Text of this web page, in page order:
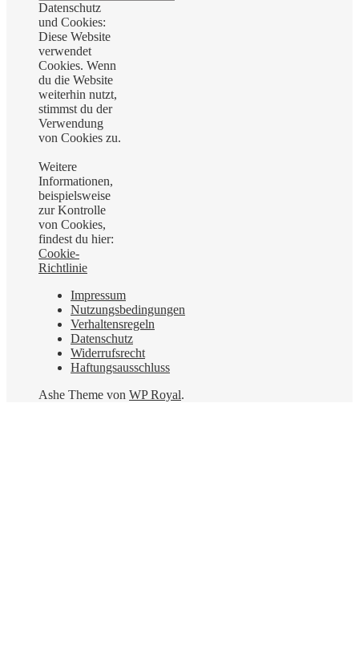
Datenschutz
und Cookies:
Diese Website
verwendet
Cookies. Wenn
du die Website
weiterhin nutzt,
stimmst du der
Verwendung
von Cookies zu.
Weitere
Informationen,
beispielsweise
zur Kontrolle
von Cookies,
findest du hier:
Cookie-
Richtlinie
Impressum
Nutzungsbedingungen
Verhaltensregeln
Datenschutz
Widerrufsrecht
Haftungsausschluss
Ashe Theme von WP Royal.